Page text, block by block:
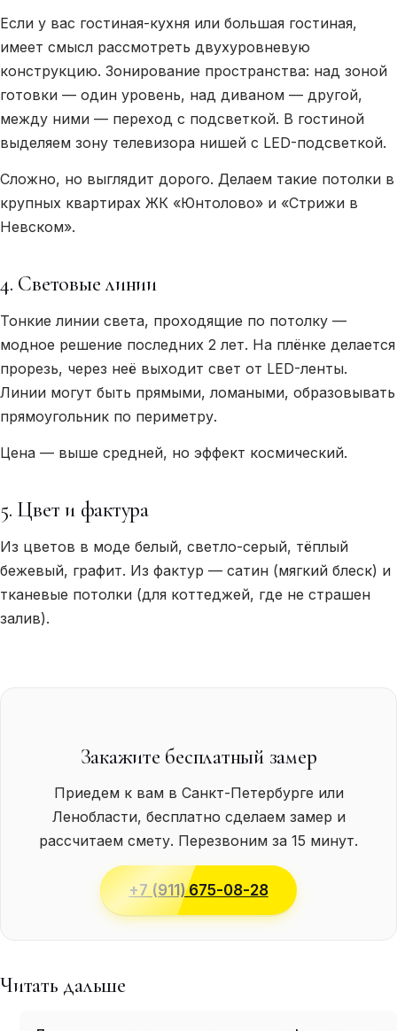
Если у вас гостиная-кухня или большая гостиная,
имеет смысл рассмотреть двухуровневую
конструкцию. Зонирование пространства: над зоной
готовки — один уровень, над диваном — другой,
между ними — переход с подсветкой. В гостиной
выделяем зону телевизора нишей с LED-подсветкой.
Сложно, но выглядит дорого. Делаем такие потолки в
крупных квартирах ЖК «Юнтолово» и «Стрижи в
Невском».
4. Световые линии
Тонкие линии света, проходящие по потолку —
модное решение последних 2 лет. На плёнке делается
прорезь, через неё выходит свет от LED-ленты.
Линии могут быть прямыми, ломаными, образовывать
прямоугольник по периметру.
Цена — выше средней, но эффект космический.
5. Цвет и фактура
Из цветов в моде белый, светло-серый, тёплый
бежевый, графит. Из фактур — сатин (мягкий блеск) и
тканевые потолки (для коттеджей, где не страшен
залив).
Закажите бесплатный замер
Приедем к вам в Санкт-Петербурге или
Ленобласти, бесплатно сделаем замер и
рассчитаем смету. Перезвоним за 15 минут.
+7 (911) 675-08-28
Читать дальше